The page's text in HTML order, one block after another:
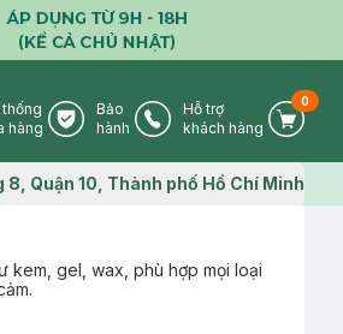
Icon
thống
hàng
Warranty Icon
Bảo
hành
Phone Icon
Hỗ trợ
khách hàng
Cart
0
Map icon
8, Quận 10, Thành phố Hồ Chí Minh
kem, gel, wax, phù hợp mọi loại